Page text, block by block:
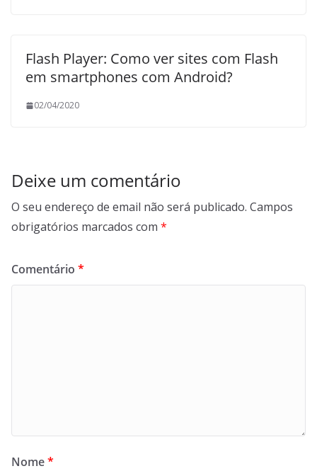
Flash Player: Como ver sites com Flash
em smartphones com Android?
02/04/2020
Deixe um comentário
O seu endereço de email não será publicado. Campos
obrigatórios marcados com *
Comentário *
Nome*